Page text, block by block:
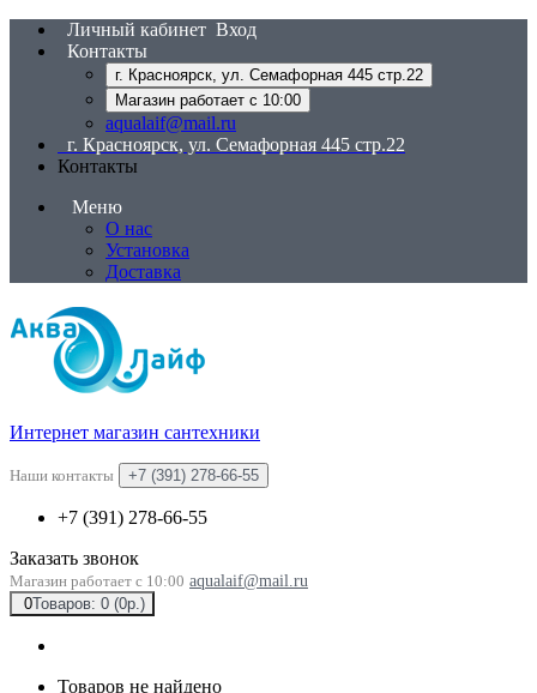
Личный кабинет Вход
Контакты
г. Красноярск, ул. Семафорная 445 стр.22
Магазин работает с 10:00
aqualaif@mail.ru
г. Красноярск, ул. Семафорная 445 стр.22
Контакты
Меню
О нас
Установка
Доставка
Интернет магазин сантехники
Наши контакты +7 (391) 278-66-55
+7 (391) 278-66-55
Заказать звонок
Магазин работает с 10:00 aqualaif@mail.ru
0Товаров: 0 (0р.)
Товаров не найдено